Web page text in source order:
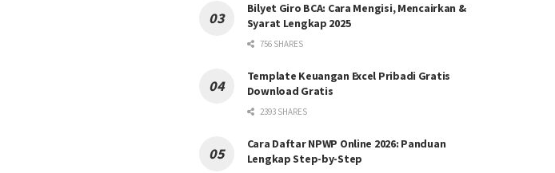
Bilyet Giro BCA: Cara Mengisi, Mencairkan &
Syarat Lengkap 2025
756 SHARES
Template Keuangan Excel Pribadi Gratis
Download Gratis
2393 SHARES
Cara Daftar NPWP Online 2026: Panduan
Lengkap Step-by-Step